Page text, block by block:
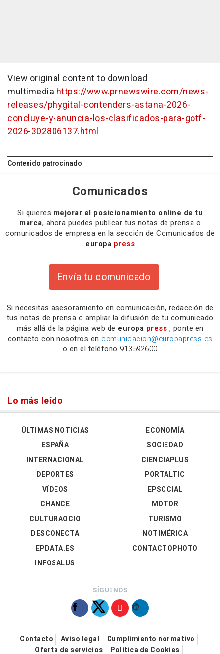
View original content to download
multimedia:https://www.prnewswire.com/news-
releases/phygital-contenders-astana-2026-
concluye-y-anuncia-los-clasificados-para-gotf-
2026-302806137.html
Contenido patrocinado
Comunicados
Si quieres mejorar el posicionamiento online de tu
marca, ahora puedes publicar tus notas de prensa o
comunicados de empresa en la sección de Comunicados de
europa press
Envía tu comunicado
Si necesitas asesoramiento en comunicación, redacción de
tus notas de prensa o ampliar la difusión de tu comunicado
más allá de la página web de europa press , ponte en
contacto con nosotros en comunicacion@europapress.es
o en el teléfono 913592600
Lo más leído
ÚLTIMAS NOTICIAS
ESPAÑA
INTERNACIONAL
DEPORTES
VÍDEOS
ECONOMÍA
SOCIEDAD
CIENCIAPLUS
PORTALTIC
EPSOCIAL
CHANCE
CULTURAOCIO
DESCONECTA
EPDATA.ES
INFOSALUS
MOTOR
TURISMO
NOTIMÉRICA
CONTACTOPHOTO
SÍGUENOS
Contacto Aviso legal
Cumplimiento normativo
Oferta de servicios
Política de Cookies